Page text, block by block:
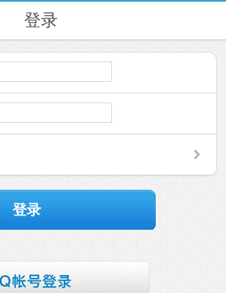
登录
登录